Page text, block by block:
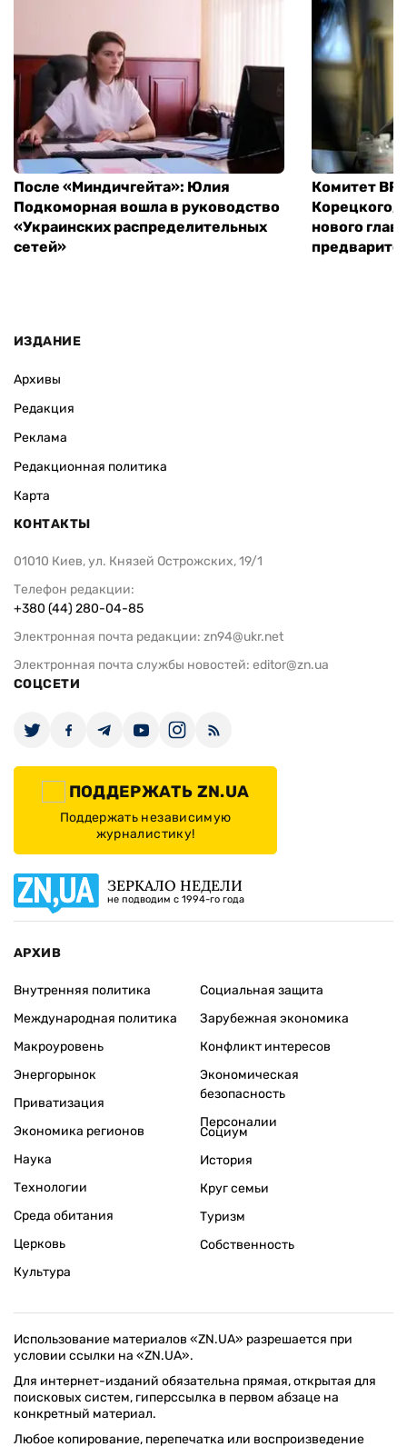
После «Миндичгейта»: Юлия
Подкоморная вошла в руководство
«Украинских распределительных
сетей»
Комитет ВР
Корецкого,
нового
ИЗДАНИЕ
Архивы
Редакция
Реклама
Редакционная политика
Карта
КОНТАКТЫ
01010 Киев, ул. Князей Острожских, 19/1
Телефон редакции:
+380 (44) 280-04-85
Электронная почта редакции: zn94@ukr.net
Электронная почта службы новостей: editor@zn.ua
СОЦСЕТИ
ПОДДЕРЖАТЬ ZN.UA
Поддержать независимую
журналистику!
ЗЕРКАЛО НЕДЕЛИ
не подводим с 1994-го года
АРХИВ
Внутренняя политика
Международная политика
Макроуровень
Энергорынок
Приватизация
Экономика регионов
Социальная защита
Зарубежная экономика
Конфликт интересов
Экономическая
безопасность
Персоналии
Наука
Технологии
Среда обитания
Церковь
Культура
Социум
История
Круг семьи
Туризм
Собственность
Использование материалов «ZN.UA» разрешается при
условии ссылки на «ZN.UA».
Для интернет-изданий обязательна прямая, открытая для
поисковых систем, гиперссылка в первом абзаце на
конкретный материал.
Любое копирование, перепечатка или воспроизведение